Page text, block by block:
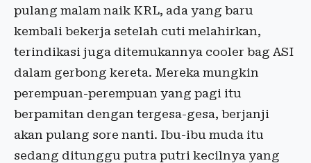
pulang malam naik KRL, ada yang baru
kembali bekerja setelah cuti melahirkan,
terindikasi juga ditemukannya cooler bag ASI
dalam gerbong kereta. Mereka mungkin
perempuan-perempuan yang pagi itu
berpamitan dengan tergesa-gesa, berjanji
akan pulang sore nanti. Ibu-ibu muda itu
sedang ditunggu putra putri kecilnya yang